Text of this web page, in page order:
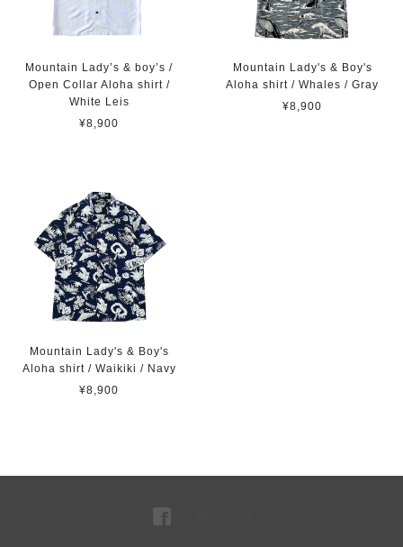
Mountain Lady’s & boy’s /
Open Collar Aloha shirt /
White Leis
¥8,900
Mountain Lady's & Boy's
Aloha shirt / Whales / Gray
¥8,900
Mountain Lady's & Boy's
Aloha shirt / Waikiki / Navy
¥8,900